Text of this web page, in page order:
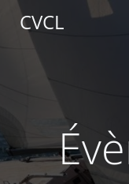
CVCL